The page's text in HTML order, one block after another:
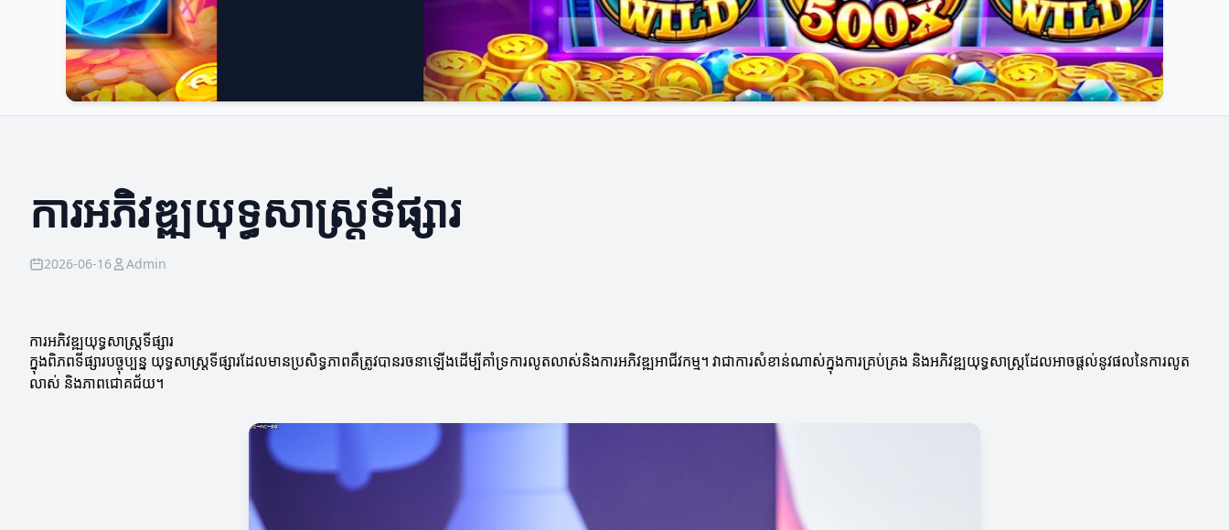
ការអភិវឌ្ឍយុទ្ធសាស្ត្រទីផ្សារ
2026-06-16 Admin
ការអភិវឌ្ឍយុទ្ធសាស្ត្រទីផ្សារ
ក្នុងពិភពទីផ្សារបច្ចុប្បន្ន យុទ្ធសាស្ត្រទីផ្សារដែលមានប្រសិទ្ធភាពគឺត្រូវបានរចនាឡើងដើម្បីគាំទ្រការលូតលាស់និងការអភិវឌ្ឍអាជីវកម្ម។ វាជាការសំខាន់ណាស់ក្នុងការគ្រប់គ្រង និងអភិវឌ្ឍយុទ្ធសាស្ត្រដែលអាចផ្តល់នូវផលនៃការលូត
លាស់ និងភាពជោគជ័យ។